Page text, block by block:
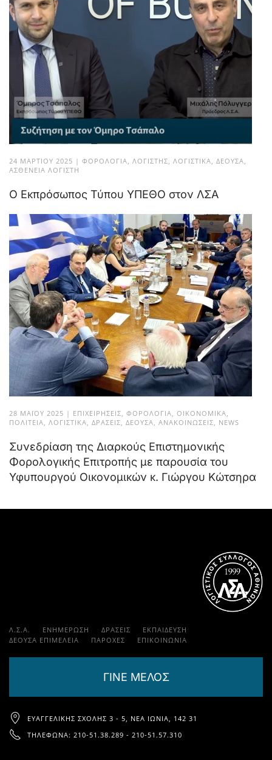
24 ΜΑΡΤΊΟΥ 2025 | ΦΟΡΟΛΟΓΊΑ, ΛΟΓΙΣΤΉΣ, ΛΟΓΙΣΤΙΚΆ, ΔΈΟΥΣΑ,
ΑΣΘΈΝΕΙΑ ΛΟΓΙΣΤΉ
Ο Εκπρόσωπος Τύπου ΥΠΕΘΟ στον ΛΣΑ
28 ΜΑΪ́ΟΥ 2025 | ΕΠΙΧΕΙΡΉΣΕΙΣ, ΦΟΡΟΛΟΓΊΑ, ΟΙΚΟΝΟΜΙΚΆ,
ΠΟΛΙΤΕΊΑ, ΛΟΓΙΣΤΙΚΆ, ΔΡΆΣΕΙΣ, ΔΈΟΥΣΑ, ΑΝΑΚΟΙΝΏΣΕΙΣ, NEWS
Συνεδρίαση της Διαρκούς Επιστημονικής
Φορολογικής Επιτροπής με παρουσία του
Υφυπουργού Οικονομικών κ. Γιώργου Κώτσηρα
Λ.Σ.Α. ΕΝΗΜΕΡΩΣΗ ΔΡΑΣΕΙΣ
ΕΚΠΑΊΔΕΥΣΗ
ΔΕΟΥΣΑ ΕΠΙΜΕΛΕΙΑ
ΠΑΡΟΧΈΣ ΕΠΙΚΟΙΝΩΝΊΑ
ΓΙΝΕ ΜΕΛΟΣ
ΕΥΑΓΓΕΛΙΚΉΣ ΣΧΟΛΉΣ 3 - 5, ΝΈΑ ΙΩΝΊΑ, 142 31
ΤΗΛΈΦΩΝΑ: 210-51.38.289 - 210-51.57.310